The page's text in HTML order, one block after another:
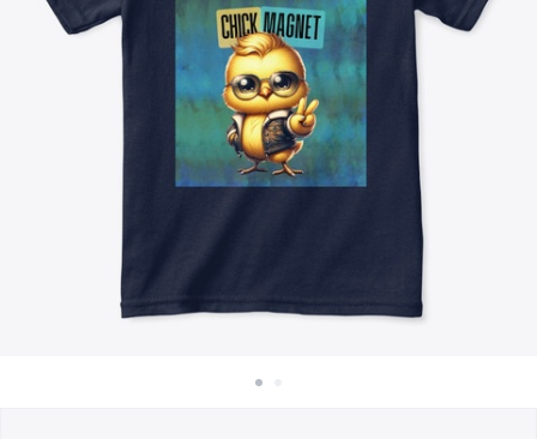
Verkoop overal
Verkoop alles
Classic Crew Neck T-Shirt
US$ 22,99
Kids Classic Pullover Hoodie
US$ 34,99
US$ 15,99
Kids Premium Tee